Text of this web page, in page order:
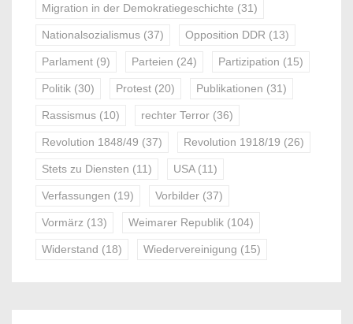
Migration in der Demokratiegeschichte (31)
Nationalsozialismus (37) Opposition DDR (13)
Parlament (9) Parteien (24) Partizipation (15)
Politik (30) Protest (20) Publikationen (31)
Rassismus (10) rechter Terror (36)
Revolution 1848/49 (37) Revolution 1918/19 (26)
Stets zu Diensten (11) USA(11)
Verfassungen (19) Vorbilder (37)
Vormärz (13) Weimarer Republik (104)
Widerstand (18) Wiedervereinigung (15)